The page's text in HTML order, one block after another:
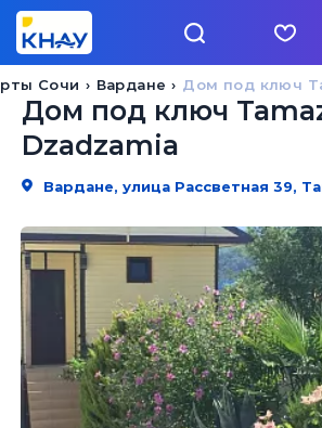
Дом под ключ
Вардане
Сочи
Дом под ключ
Dzadzamia
Вардане, улица Рассветная 39,